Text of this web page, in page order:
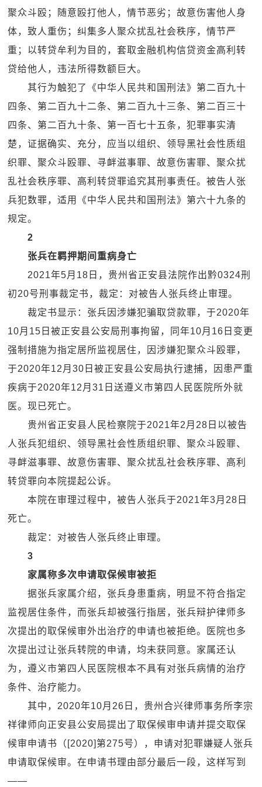
聚众斗殴；随意殴打他人，情节恶劣；故意伤害他人身
体，致人重伤；纠集多人聚众扰乱社会秩序，情节严
重；以转贷牟利为目的，套取金融机构信贷资金高利转
贷给他人，违法所得数额巨大。
其行为触犯了《中华人民共和国刑法》第二百九十
四条、第二百九十二条、第二百九十三条、第二百三十
四条、第二百九十条、第一百七十五条，犯罪事实清
楚，证据确实、充分，应当以组织、领导黑社会性质组
织罪、聚众斗殴罪、寻衅滋事罪、故意伤害罪、聚众扰
乱社会秩序罪、高利转贷罪追究其刑事责任。被告人张
兵犯数罪，适用《中华人民共和国刑法》第六十九条的
规定。
2
张兵在羁押期间重病身亡
2021年5月18日，贵州省正安县法院作出黔0324刑
初20号刑事裁定书，裁定：对被告人张兵终止审理。
裁定书显示：张兵因涉嫌犯骗取贷款罪，于2020年
10月15日被正安县公安局刑事拘留，同年10月16日变更
强制措施为指定居所监视居住，因涉嫌犯聚众斗殴罪，
于2020年12月30日被正安县公安局执行逮捕，因患严重
疾病于2020年12月31日送遵义市第四人民医院所外就
医。现已死亡。
贵州省正安县人民检察院于2021年2月28日以被告
人张兵犯组织、领导黑社会性质组织罪、聚众斗殴罪、
寻衅滋事罪、故意伤害罪、聚众扰乱社会秩序罪、高利
转贷罪向本院提起公诉。
本院在审理过程中，被告人张兵于2021年3月28日
死亡。
裁定：对被告人张兵终止审理。
3
家属称多次申请取保候审被拒
据张兵家属介绍，张兵身患重病，明显不符合指定
监视居住条件，而张兵却被强行指居，张兵辩护律师多
次提出的取保候审外出治疗的申请也被拒绝。医院也多
次提出过让张兵转院的申请，均未获同意。家属还认
为，遵义市第四人民医院根本不具有对张兵病情的治疗
条件、治疗能力。
其中，2020年10月26日，贵州合兴律师事务所李宗
祥律师向正安县公安局提出了取保候审申请并提交取保
候审申请书（[2020]第275号），申请对犯罪嫌疑人张兵
申请取保候审。在申请书理由部分最后一段，这样写到
——